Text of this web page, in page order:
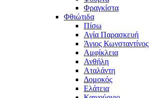
Φραγκίστα
Φθιώτιδα
Πίσω
Αγία Παρασκευή
Άγιος Κωνσταντίνος
Αμφίκλεια
Ανθήλη
Αταλάντη
Δομοκός
Ελάτεια